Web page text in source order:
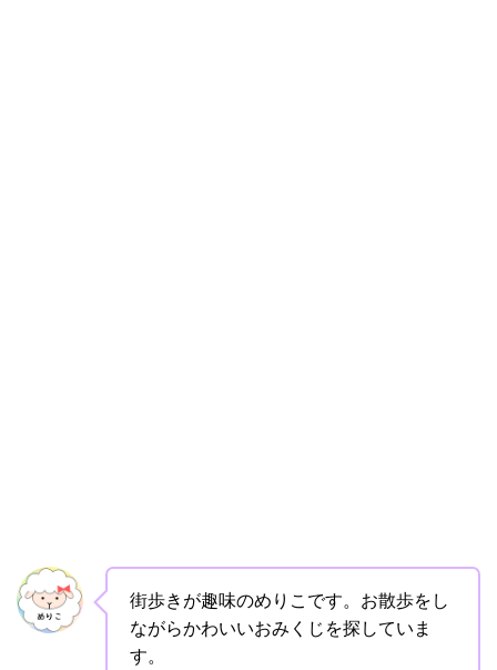
街歩きが趣味のめりこです。お散歩をし
ながらかわいいおみくじを探していま
す。